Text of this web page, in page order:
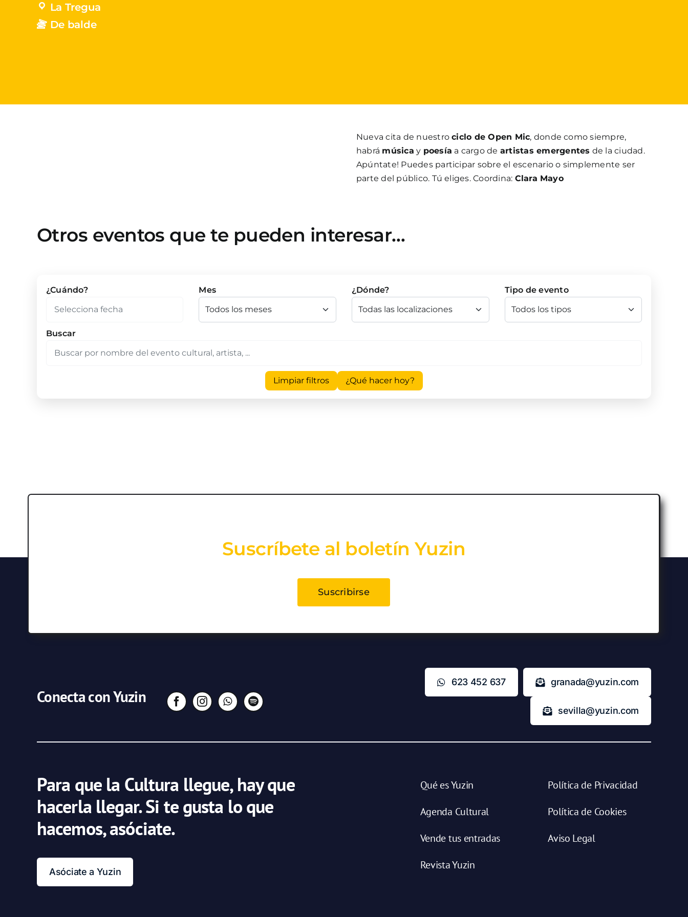
La Tregua
De balde
Nueva cita de nuestrociclo de Open Mic, donde como siempre,
habrá música y poesía a cargo de artistas emergentes de la ciudad.
Apúntate! Puedes participar sobre el escenario o simplemente ser
parte del público. Tú eliges. Coordina: Clara Mayo
Otros eventos que te pueden interesar…
¿Cuándo? Mes ¿Dónde? Tipo de evento
Buscar
Limpiar filtros ¿Qué hacer hoy?
Suscríbete al boletín Yuzin
Suscribirse
Conecta con Yuzin
623 452 637 granada@yuzin.com
sevilla@yuzin.com
Para que la Cultura llegue, hay que
hacerla llegar. Si te gusta lo que
hacemos, asóciate.
Asóciate a Yuzin
Qué es Yuzin
Agenda Cultural
Vende tus entradas
Revista Yuzin
Política de Privacidad
Política de Cookies
Aviso Legal